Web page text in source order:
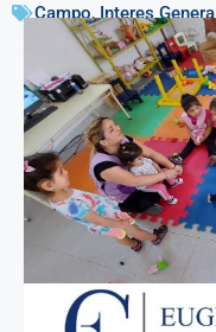
Campo, Interes General